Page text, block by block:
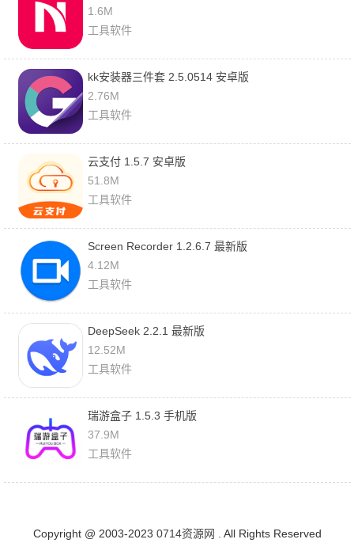
1.6M
工具软件
kk安装器三件套 2.5.0514 安卓版
2.76M
工具软件
云支付 1.5.7 安卓版
51.8M
工具软件
Screen Recorder 1.2.6.7 最新版
4.12M
工具软件
DeepSeek 2.2.1 最新版
12.52M
工具软件
瑞游盒子 1.5.3 手机版
37.9M
工具软件
Copyright @ 2003-2023 0714资源网 . All Rights Reserved